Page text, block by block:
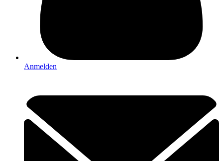
Anmelden